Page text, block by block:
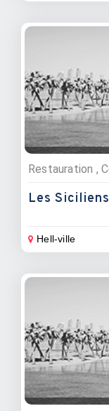
Les Siciliens
Hell-ville